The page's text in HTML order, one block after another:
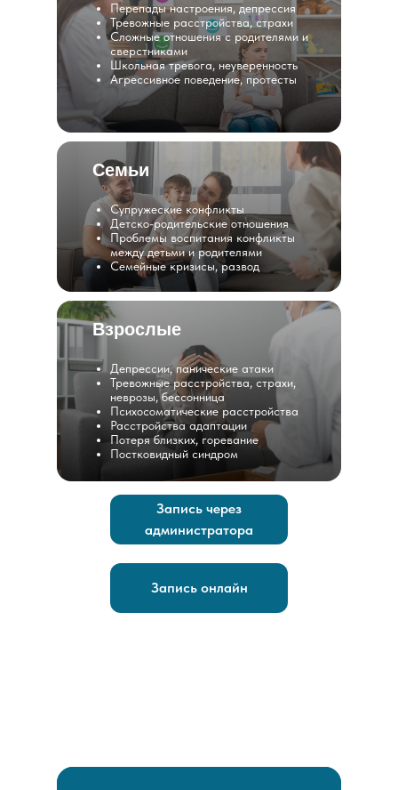
Запись через
администратора
Запись онлайн
Перепады настроения, депрессия
Тревожные расстройства, страхи
Сложные отношения с родителями и
сверстниками
Школьная тревога, неуверенность
Агрессивное поведение, протесты
Семьи
Супружеские конфликты
Детско-родительские отношения
Проблемы воспитания конфликты
между детьми и родителями
Семейные кризисы, развод
Взрослые
Депрессии, панические атаки
Тревожные расстройства, страхи,
неврозы, бессонница
Психосоматические расстройства
Расстройства адаптации
Потеря близких, горевание
Постковидный синдром